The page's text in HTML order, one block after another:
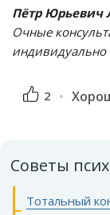
Пётр Юрьевич
Очные
индивидуально
2
Советы
Тотальный